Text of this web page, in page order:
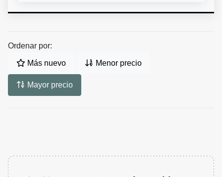
Ordenar por:
Más nuevo Menor precio
Mayor precio